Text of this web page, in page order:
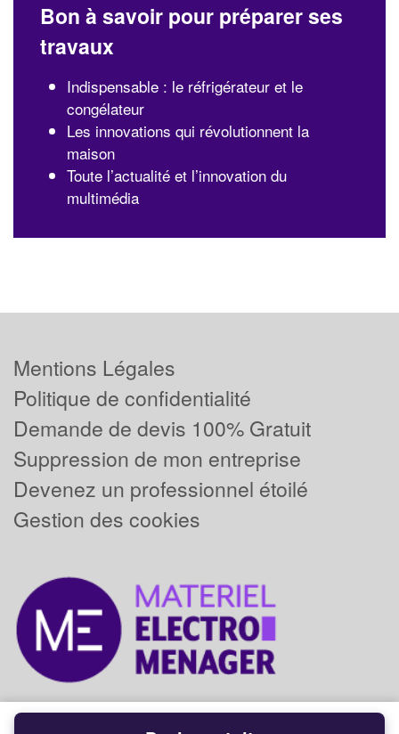
Bon à savoir pour préparer ses
travaux
Indispensable : le réfrigérateur et le
congélateur
Les innovations qui révolutionnent la
maison
Toute l’actualité et l’innovation du
multimédia
Mentions Légales
Politique de confidentialité
Demande de devis 100% Gratuit
Suppression de mon entreprise
Devenez un professionnel étoilé
Gestion des cookies